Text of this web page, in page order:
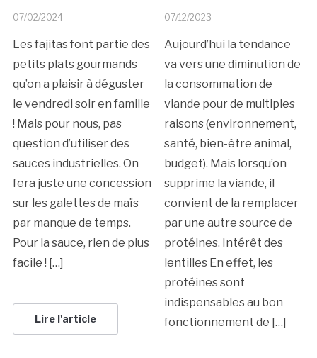
07/02/2024
Les fajitas font partie des
petits plats gourmands
qu’on a plaisir à déguster
le vendredi soir en famille
! Mais pour nous, pas
question d’utiliser des
sauces industrielles. On
fera juste une concession
sur les galettes de maïs
par manque de temps.
Pour la sauce, rien de plus
facile ! […]
Lire l'article
07/12/2023
Aujourd’hui la tendance
va vers une diminution de
la consommation de
viande pour de multiples
raisons (environnement,
santé, bien-être animal,
budget). Mais lorsqu’on
supprime la viande, il
convient de la remplacer
par une autre source de
protéines. Intérêt des
lentilles En effet, les
protéines sont
indispensables au bon
fonctionnement de […]